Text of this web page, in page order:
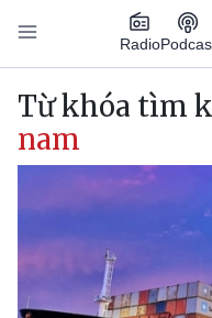
Nhảy đến nội dung
Radio
Main navigation
Từ khóa tìm
nam